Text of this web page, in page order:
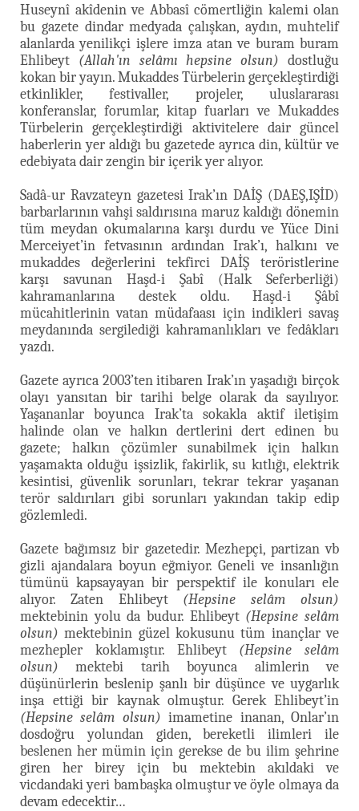
Huseynî akîdenin ve Abbasî cömertliğin kalemi olan
bu gazete dindar medyada çalışkan, aydın, muhtelif
alanlarda yenilikçi işlere imza atan ve buram buram
Ehlibeyt (Allah'ın selâmı hepsine olsun) dostluğu
kokan bir yayın. Mukaddes Türbelerin gerçekleştirdiği
etkinlikler, festivaller, projeler, uluslararası
konferanslar, forumlar, kitap fuarları ve Mukaddes
Türbelerin gerçekleştirdiği aktivitelere dair güncel
haberlerin yer aldığı bu gazetede ayrıca din, kültür ve
edebiyata dair zengin bir içerik yer alıyor.
Sadâ-ur Ravzateyn gazetesi Irak’ın DAİŞ (DAEŞ,IŞİD)
barbarlarının vahşi saldırısına maruz kaldığı dönemin
tüm meydan okumalarına karşı durdu ve Yüce Dini
Merceiyet’in fetvasının ardından Irak’ı, halkını ve
mukaddes değerlerini tekfirci DAİŞ teröristlerine
karşı savunan Haşd-i Şabî (Halk Seferberliği)
kahramanlarına destek oldu. Haşd-i Şâbî
mücahitlerinin vatan müdafaası için indikleri savaş
meydanında sergilediği kahramanlıkları ve fedâkları
yazdı.
Gazete ayrıca 2003’ten itibaren Irak’ın yaşadığı birçok
olayı yansıtan bir tarihi belge olarak da sayılıyor.
Yaşananlar boyunca Irak’ta sokakla aktif iletişim
halinde olan ve halkın dertlerini dert edinen bu
gazete; halkın çözümler sunabilmek için halkın
yaşamakta olduğu işsizlik, fakirlik, su kıtlığı, elektrik
kesintisi, güvenlik sorunları, tekrar tekrar yaşanan
terör saldırıları gibi sorunları yakından takip edip
gözlemledi.
Gazete bağımsız bir gazetedir. Mezhepçi, partizan vb
gizli ajandalara boyun eğmiyor. Geneli ve insanlığın
tümünü kapsayayan bir perspektif ile konuları ele
alıyor. Zaten Ehlibeyt (Hepsine selâm olsun)
mektebinin yolu da budur. Ehlibeyt (Hepsine selâm
olsun) mektebinin güzel kokusunu tüm inançlar ve
mezhepler koklamıştır. Ehlibeyt (Hepsine selâm
olsun) mektebi tarih boyunca alimlerin ve
düşünürlerin beslenip şanlı bir düşünce ve uygarlık
inşa ettiği bir kaynak olmuştur. Gerek Ehlibeyt’in
(Hepsine selâm olsun) imametine inanan, Onlar’ın
dosdoğru yolundan giden, bereketli ilimleri ile
beslenen her mümin için gerekse de bu ilim şehrine
giren her birey için bu mektebin akıldaki ve
vicdandaki yeri bambaşka olmuştur ve öyle olmaya da
devam edecektir…